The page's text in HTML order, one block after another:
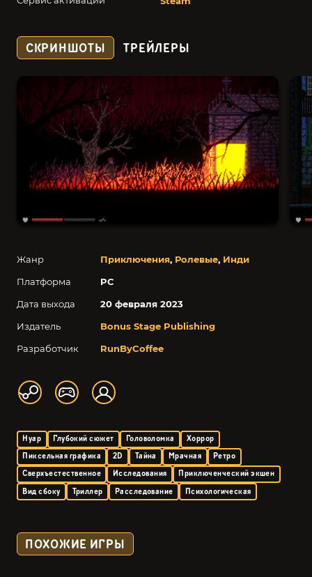
Жанр Приключения, Ролевые, Инди
Платформа
PC
Дата выхода
20 февраля 2023
Издатель
Bonus Stage Publishing
Разработчик
RunByCoffee
Нуар Глубокий сюжет Головоломка
Хоррор
Пиксельная графика
2D Тайна Мрачная
Ретро
Сверхъестественное
Исследования
Приключенческий экшен
Вид сбоку
Триллер Расследование Психологическая
СКРИНШОТЫ ТРЕЙЛЕРЫ
ПОХОЖИЕ ИГРЫ